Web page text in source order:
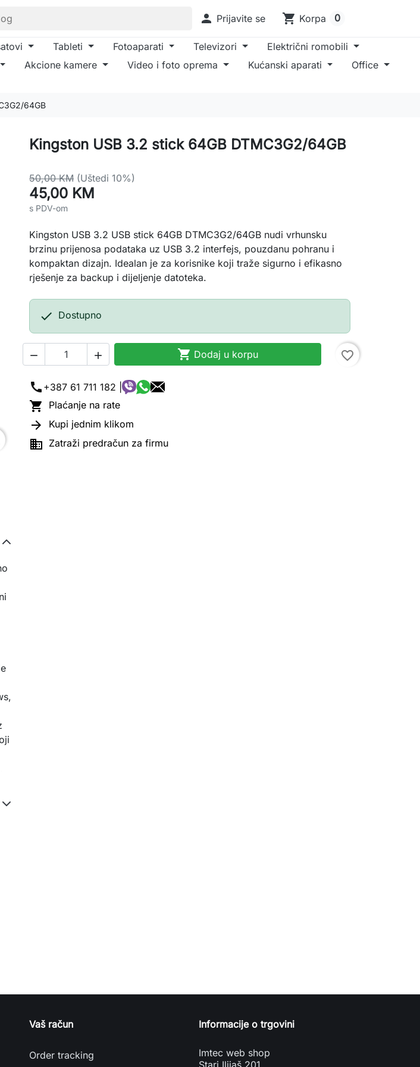
 Prijavite se shopping_cart Korpa 0
Tableti Fotoaparati Televizori
Električni romobili
Akcione kamere Video i foto oprema Kućanski aparati
Office
64GB
Kingston USB 3.2 stick 64GB DTMC3G2/64GB
50,00 KM (Uštedi 10%)
45,00 KM
s PDV-om
Kingston USB 3.2 USB stick 64GB DTMC3G2/64GB nudi vrhunsku
brzinu prijenosa podataka uz USB 3.2 interfejs, pouzdanu pohranu i
kompaktan dizajn. Idealan je za korisnike koji traže sigurno i efikasno
rješenje za backup i dijeljenje datoteka.
 Dostupno
   Dodaj u korpu favorite_border
call +387 61 711 182 |
 Plaćanje na rate
 Kupi jednim klikom
 Zatraži predračun za firmu
Vaš račun
Order tracking
Informacije o trgovini
Imtec web shop
Stari Ilijaš 201